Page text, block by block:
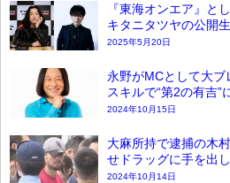
『東海オンエア』と
キタニタツヤの公開
2025年5月20日
永野がMCとして大ブ
スキルで“第2の有吉”
2024年10月15日
大麻所持で逮捕の木
せドラッグに手を出
2024年10月14日